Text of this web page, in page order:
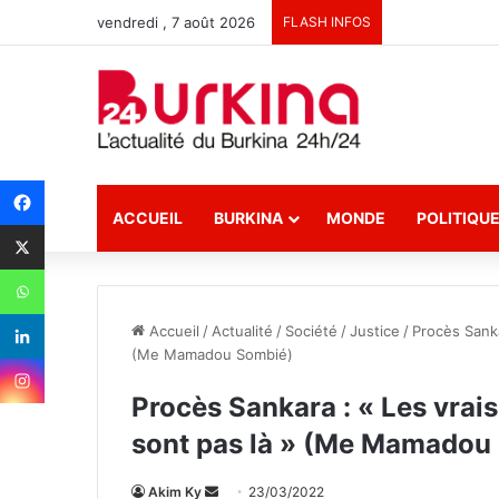
vendredi , 7 août 2026 FLASH INFOS
ACCUEIL BURKINA MONDE POLITIQUE
Accueil / Actualité / Société /Justice / Procès
(Me Mamadou Sombié)
Procès Sankara : « Les
sont pas là » (Me Mamadou
Akim Ky 23/03/2022